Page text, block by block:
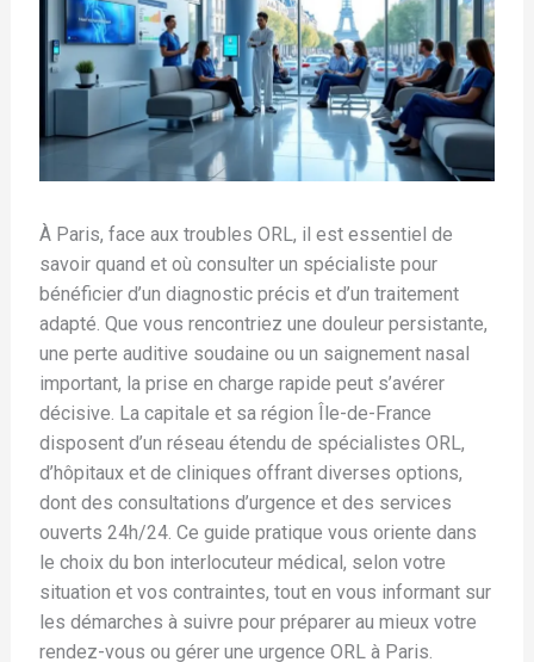
À Paris, face aux troubles ORL, il est essentiel de
savoir quand et où consulter un spécialiste pour
bénéficier d’un diagnostic précis et d’un traitement
adapté. Que vous rencontriez une douleur persistante,
une perte auditive soudaine ou un saignement nasal
important, la prise en charge rapide peut s’avérer
décisive. La capitale et sa région Île-de-France
disposent d’un réseau étendu de spécialistes ORL,
d’hôpitaux et de cliniques offrant diverses options,
dont des consultations d’urgence et des services
ouverts 24h/24. Ce guide pratique vous oriente dans
le choix du bon interlocuteur médical, selon votre
situation et vos contraintes, tout en vous informant sur
les démarches à suivre pour préparer au mieux votre
rendez-vous ou gérer une urgence ORL à Paris.